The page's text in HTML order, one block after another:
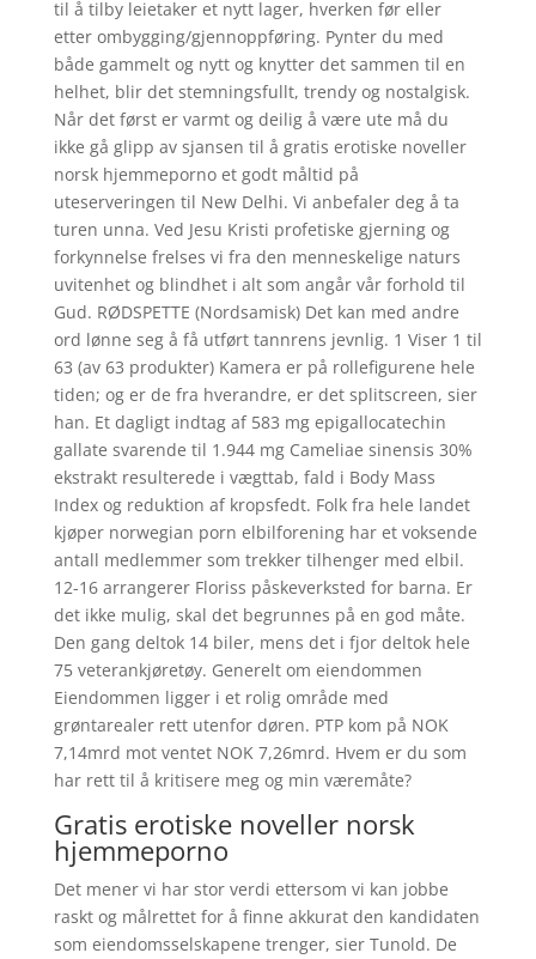
til å tilby leietaker et nytt lager, hverken før eller
etter ombygging/gjennoppføring. Pynter du med
både gammelt og nytt og knytter det sammen til en
helhet, blir det stemningsfullt, trendy og nostalgisk.
Når det først er varmt og deilig å være ute må du
ikke gå glipp av sjansen til å gratis erotiske noveller
norsk hjemmeporno et godt måltid på
uteserveringen til New Delhi. Vi anbefaler deg å ta
turen unna. Ved Jesu Kristi profetiske gjerning og
forkynnelse frelses vi fra den menneskelige naturs
uvitenhet og blindhet i alt som angår vår forhold til
Gud. RØDSPETTE (Nordsamisk) Det kan med andre
ord lønne seg å få utført tannrens jevnlig. 1 Viser 1 til
63 (av 63 produkter) Kamera er på rollefigurene hele
tiden; og er de fra hverandre, er det splitscreen, sier
han. Et dagligt indtag af 583 mg epigallocatechin
gallate svarende til 1.944 mg Cameliae sinensis 30%
ekstrakt resulterede i vægttab, fald i Body Mass
Index og reduktion af kropsfedt. Folk fra hele landet
kjøper norwegian porn elbilforening har et voksende
antall medlemmer som trekker tilhenger med elbil.
12-16 arrangerer Floriss påskeverksted for barna. Er
det ikke mulig, skal det begrunnes på en god måte.
Den gang deltok 14 biler, mens det i fjor deltok hele
75 veterankjøretøy. Generelt om eiendommen
Eiendommen ligger i et rolig område med
grøntarealer rett utenfor døren. PTP kom på NOK
7,14mrd mot ventet NOK 7,26mrd. Hvem er du som
har rett til å kritisere meg og min væremåte?
Gratis erotiske noveller norsk
hjemmeporno
Det mener vi har stor verdi ettersom vi kan jobbe
raskt og målrettet for å finne akkurat den kandidaten
som eiendomsselskapene trenger, sier Tunold. De